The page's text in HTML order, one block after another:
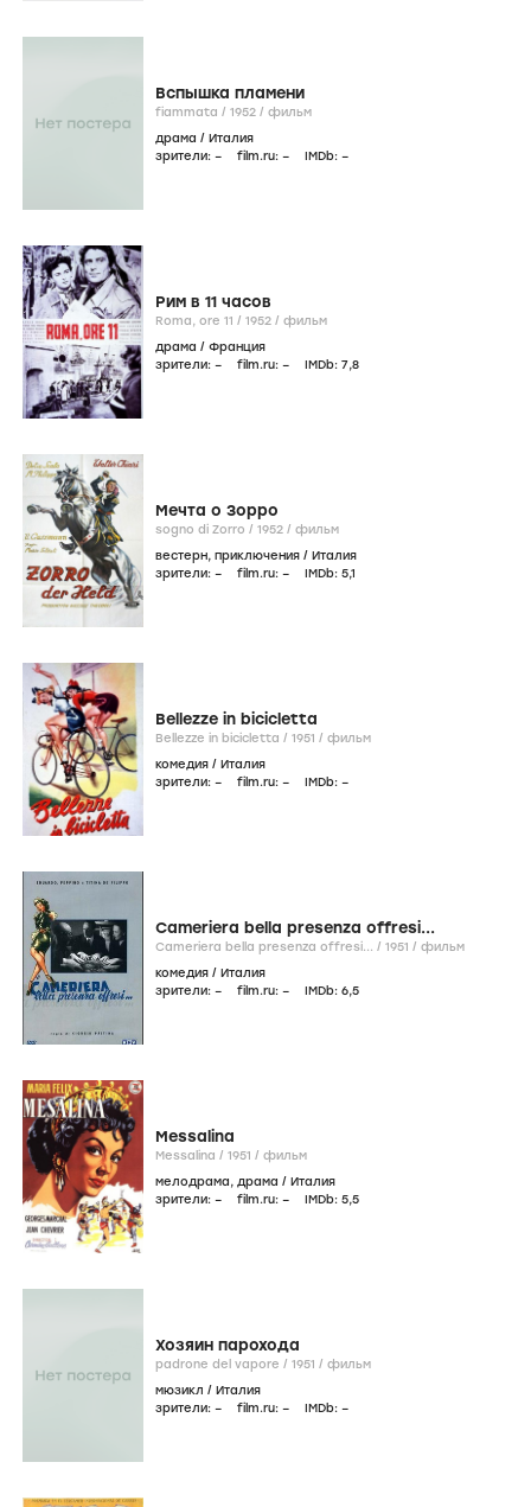
Вспышка пламени
fiammata / 1952 / фильм
драма / Италия
зрители: – film.ru: – IMDb: –
Рим в 11 часов
Roma, ore 11 / 1952 / фильм
драма / Франция
зрители: – film.ru: – IMDb: 7,8
Мечта о Зорро
sogno di Zorro / 1952 / фильм
вестерн, приключения / Италия
зрители: – film.ru: – IMDb: 5,1
Bellezze in bicicletta
Bellezze in bicicletta / 1951 / фильм
комедия / Италия
зрители: – film.ru: – IMDb: –
Cameriera bella presenza offresi...
Cameriera bella presenza offresi... / 1951 / фильм
комедия / Италия
зрители: – film.ru: – IMDb: 6,5
Messalina
Messalina / 1951 / фильм
мелодрама, драма / Италия
зрители: – film.ru: – IMDb: 5,5
Хозяин парохода
padrone del vapore / 1951 / фильм
мюзикл / Италия
зрители: – film.ru: – IMDb: –